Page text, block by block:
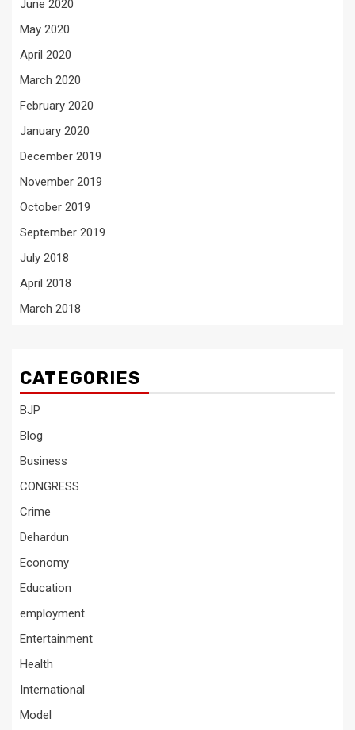
June 2020
May 2020
April 2020
March 2020
February 2020
January 2020
December 2019
November 2019
October 2019
September 2019
July 2018
April 2018
March 2018
CATEGORIES
BJP
Blog
Business
CONGRESS
Crime
Dehardun
Economy
Education
employment
Entertainment
Health
International
Model